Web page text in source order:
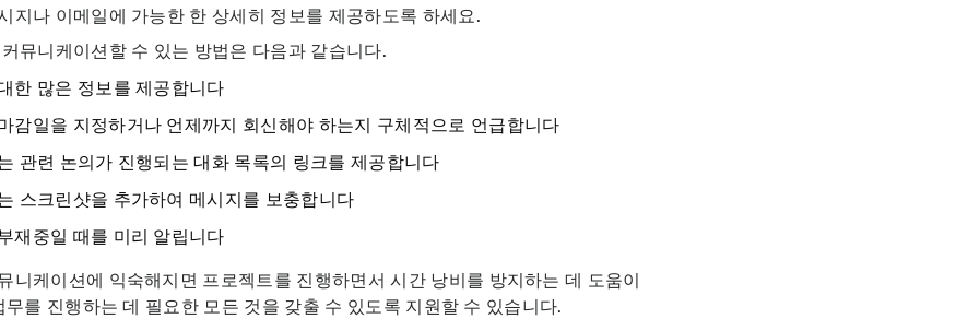
지나 이메일에 가능한 한 상세히 정보를 제공하도록 하세요.
뮤니케이션할 수 있는 방법은 다음과 같습니다.
한 많은 정보를 제공합니다
감일을 지정하거나 언제까지 회신해야 하는지 구체적으로 언급합니다
관련 논의가 진행되는 대화 목록의 링크를 제공합니다
스크린샷을 추가하여 메시지를 보충합니다
재중일 때를 미리 알립니다
니케이션에 익숙해지면 프로젝트를 진행하면서 시간 낭비를 방지하는 데 도움이
무를 진행하는 데 필요한 모든 것을 갖출 수 있도록 지원할 수 있습니다.